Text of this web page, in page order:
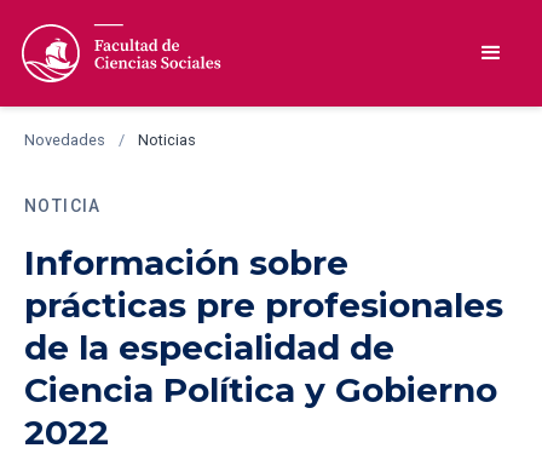
Novedades / Noticias
NOTICIA
Información sobre
prácticas pre profesionales
de la especialidad de
Ciencia Política y Gobierno
2022